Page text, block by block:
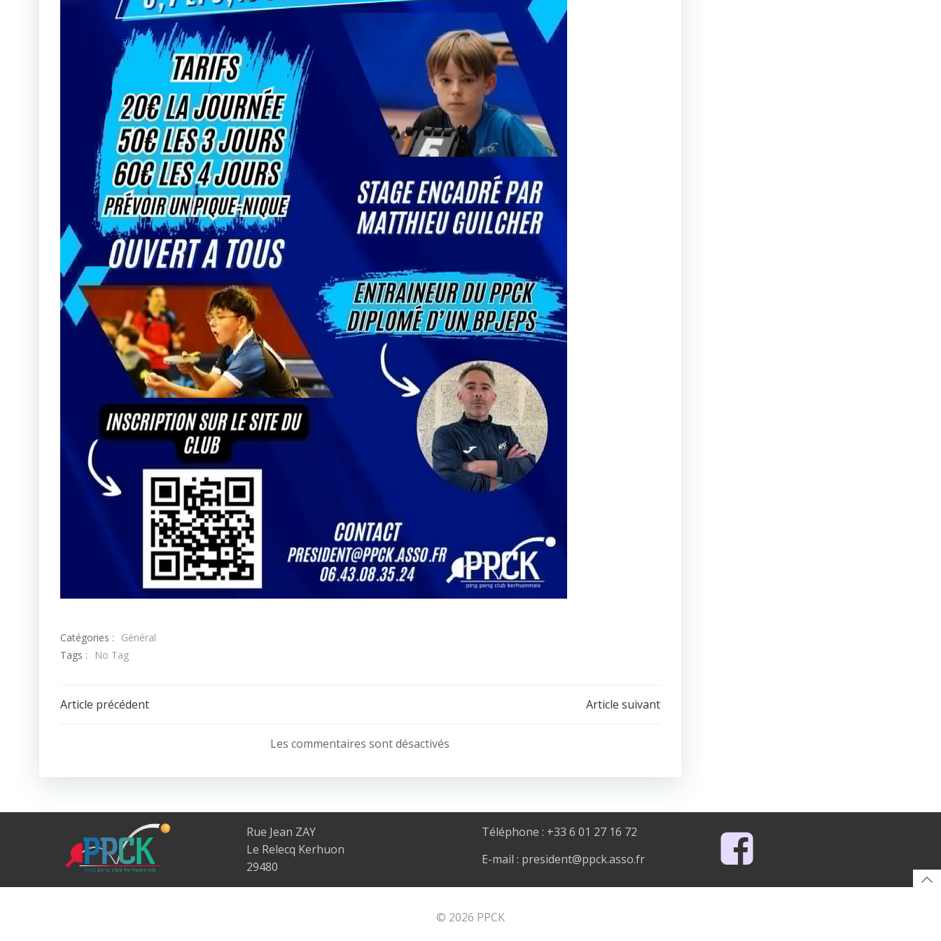
Catégories :
Général
Tags :
No Tag
Post
Article précédent
navigation
Article suivant
Les commentaires sont désactivés
Rue Jean ZAY
Le Relecq Kerhuon
29480
Téléphone : +33 6 01 27 16 72
E-mail : president@ppck.asso.fr
© 2026 PPCK